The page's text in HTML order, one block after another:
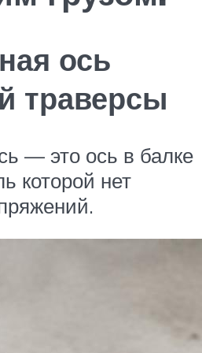
ось
траверсы
— это ось в балке
которой нет